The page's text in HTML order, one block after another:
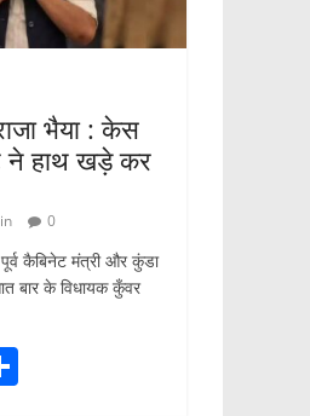
भैया : केस
ने हाथ खड़े कर
0
कैबिनेट मंत्री और कुंडा
बार के विधायक कुँवर